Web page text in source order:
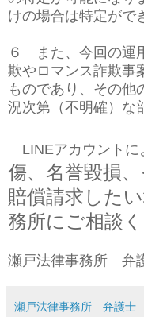
けの場合は特定がで
６ また、今回の運
欺やロマンス詐欺事
ものであり、その他
況次第（不明確）な
LINEアカウントに
傷、名誉毀損
賠償請求した
務所にご相談く
瀬戸法律事務所
瀬戸法律事務所 弁護士